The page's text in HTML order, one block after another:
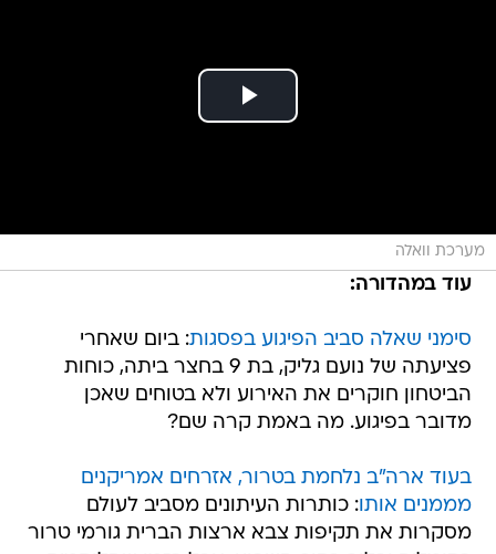
מערכת וואלה
עוד במהדורה:
סימני שאלה סביב הפיגוע בפסגות: ביום שאחרי
פציעתה של נועם גליק, בת 9 בחצר ביתה, כוחות
הביטחון חוקרים את האירוע ולא בטוחים שאכן
מדובר בפיגוע. מה באמת קרה שם?
בעוד ארה"ב נלחמת בטרור, אזרחים אמריקנים
מממנים אותו: כותרות העיתונים מסביב לעולם
מסקרות את תקיפות צבא ארצות הברית גורמי טרור